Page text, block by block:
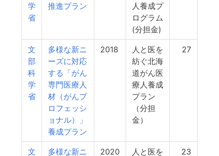
学
省
推進プラン
人養成プ
ログラム
(分担金)
文
部
科
学
省
多様な新ニ
ーズに対応
する「がん
専門医療人
材（がんプ
ロフェッシ
ョナル）」
養成プラン
2018
人と医を
紡ぐ北海
道がん医
療人養成
プラン
（分担
金）
27
文
多様な新ニ
2020
人と医を
23